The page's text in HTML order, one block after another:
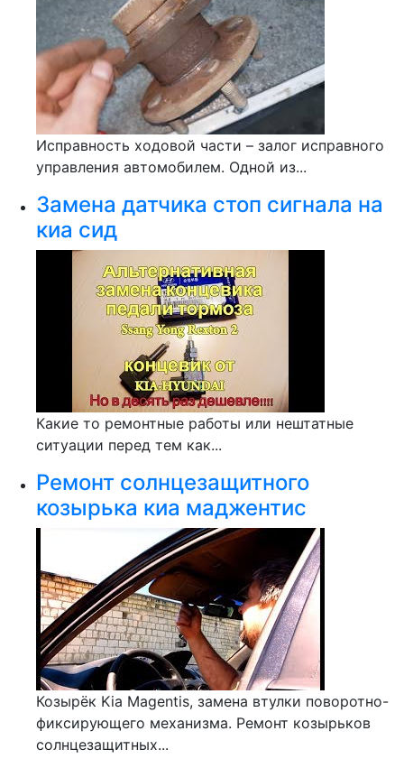
Исправность ходовой части – залог исправного
управления автомобилем. Одной из...
Замена датчика стоп сигнала на
киа сид
Какие то ремонтные работы или нештатные
ситуации перед тем как...
Ремонт солнцезащитного
козырька киа маджентис
Козырёк Kia Magentis, замена втулки поворотно-
фиксирующего механизма. Ремонт козырьков
солнцезащитных...